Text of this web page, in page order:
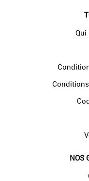
Qui
NOS